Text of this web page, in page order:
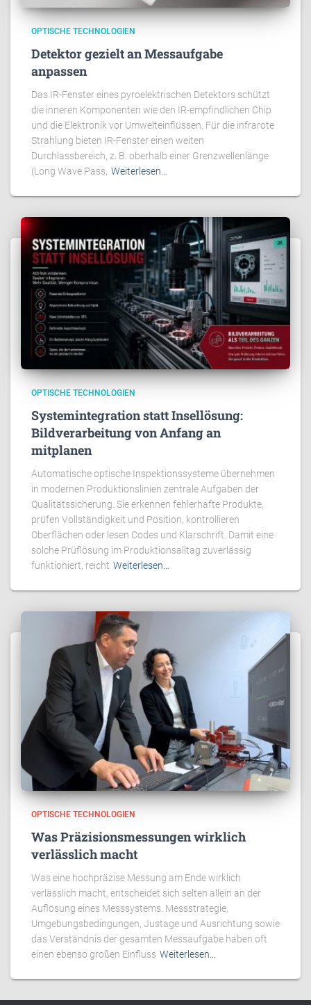
OPTISCHE TECHNOLOGIEN
Detektor gezielt an Messaufgabe
anpassen
Das IR-Fenster eines pyroelektrischen Detektors schützt
die inneren Komponenten wie den IR-empfindlichen Chip
und die Elektronik vor Umwelteinflüssen. Für die infrarote
Strahlung bieten IR-Fenster einen weiten
Durchlassbereich, z. B. oberhalb einer Grenzwellenlänge
(Long Wave Pass, Weiterlesen…
OPTISCHE TECHNOLOGIEN
Systemintegration statt Insellösung:
Bildverarbeitung von Anfang an
mitplanen
Automatische optische Inspektionssysteme übernehmen
in modernen Produktionslinien zentrale Aufgaben der
Qualitätssicherung. Sie erkennen fehlerhafte Produkte,
prüfen Vollständigkeit und Position, kontrollieren
Oberflächen oder lesen Codes und Klarschrift. Damit eine
solche Prüflösung im Produktionsalltag zuverlässig
funktioniert, reicht Weiterlesen…
OPTISCHE TECHNOLOGIEN
Was Präzisionsmessungen wirklich
verlässlich macht
Was eine hochpräzise Messung am Ende wirklich
verlässlich macht, entscheidet sich selten allein an der
Auflösung eines Messsystems. Messstrategie,
Umgebungsbedingungen, Justage und Ausrichtung sowie
das Verständnis der gesamten Messaufgabe haben oft
einen ebenso großen Einfluss Weiterlesen…